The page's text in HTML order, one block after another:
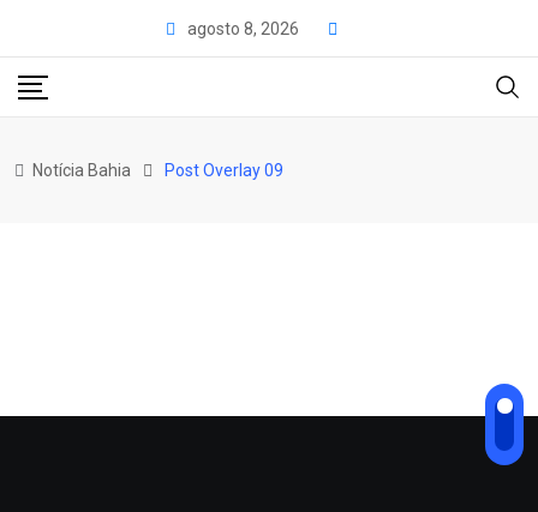
agosto 8, 2026
Notícia Bahia Post Overlay 09